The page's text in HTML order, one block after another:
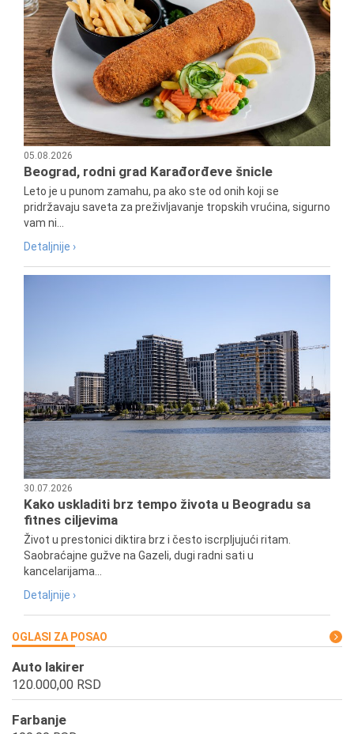
05.08.2026
Beograd, rodni grad Karađorđeve šnicle
Leto je u punom zamahu, pa ako ste od onih koji se
pridržavaju saveta za preživljavanje tropskih vrućina, sigurno
vam ni...
Detaljnije ›
30.07.2026
Kako uskladiti brz tempo života u Beogradu sa
fitnes ciljevima
Život u prestonici diktira brz i često iscrpljujući ritam.
Saobraćajne gužve na Gazeli, dugi radni sati u
kancelarijama...
Detaljnije ›
OGLASI ZA POSAO
Auto lakirer
120.000,00 RSD
Farbanje